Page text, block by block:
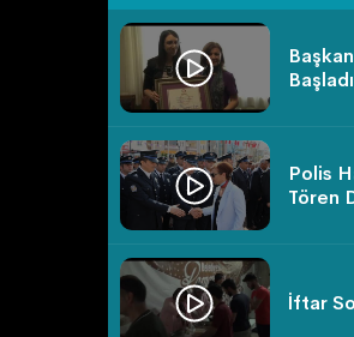
Başladı
Polis
Tören
İftar